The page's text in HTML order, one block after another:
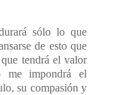
sólo lo que
de esto que
tendrá el valor
me impondrá el
su compasión y